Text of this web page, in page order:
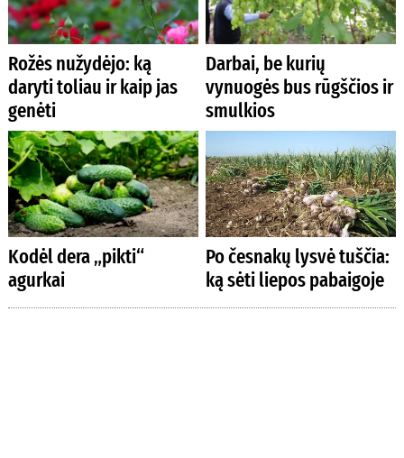
Rožės nužydėjo: ką
daryti toliau ir kaip jas
genėti
Darbai, be kurių
vynuogės bus rūgščios ir
smulkios
Kodėl dera „pikti“
agurkai
Po česnakų lysvė tuščia:
ką sėti liepos pabaigoje